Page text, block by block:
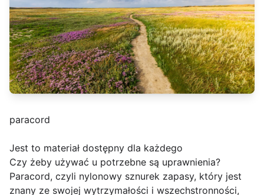
paracord
Jest to materiał dostępny dla każdego
Czy żeby używać u potrzebne są uprawnienia?
Paracord, czyli nylonowy sznurek zapasy, który jest
znany ze swojej wytrzymałości i wszechstronności,